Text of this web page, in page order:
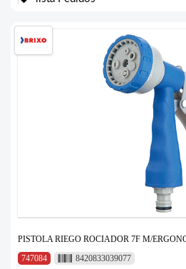
PISTOLA RIEGO ROCIADOR 7F M/
747084
8420833039077